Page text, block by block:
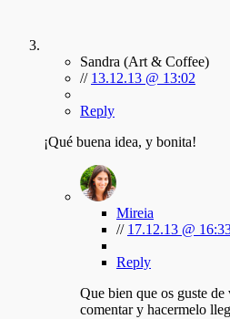
Sandra (Art & Coffee)
// 13.12.13 @ 13:02
Reply
¡Qué buena idea, y bonita!
Mireia
// 17.12.13 @
Reply
Que bien que os guste
comentar y hacermelo